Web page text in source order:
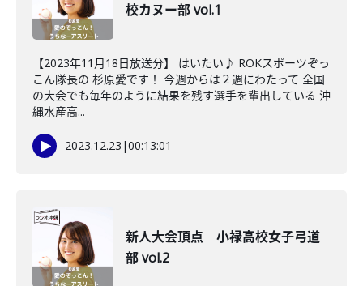
校カヌー部 vol.1
【2023年11月18日放送分】 はいたい♪ ROKスポーツぞっ
こん隊長の 杉原愛です！ 今週からは２週にわたって 全国
の大会でも毎年のように結果を残す選手を輩出している 沖
縄水産高...
2023.12.23 |00:13:01
新人大会頂点 小禄高校女子弓道
部 vol.2